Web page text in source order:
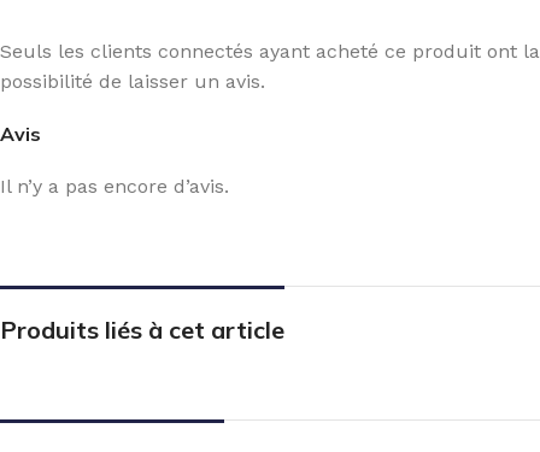
Avis
Il n’y a pas encore d’avis.
Seuls les clients connectés ayant acheté ce produit ont la
possibilité de laisser un avis.
Produits liés à cet article